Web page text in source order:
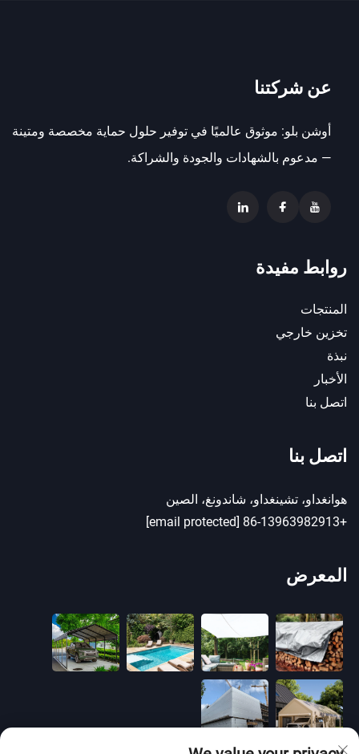
عن شركتنا
أوشن بلو: موثوق عالميًا في توفير حلول حماية مخصصة ومتينة
— مدعوم بالشهادات والجودة والشراكة.
روابط مفيدة
المنتجات
تخزين خارجي
نبذة
الأخبار
اتصل بنا
اتصل بنا
هوانغداو، تشينغداو، شاندونغ، الصين
+86-13963982913
[email protected]
المعرض